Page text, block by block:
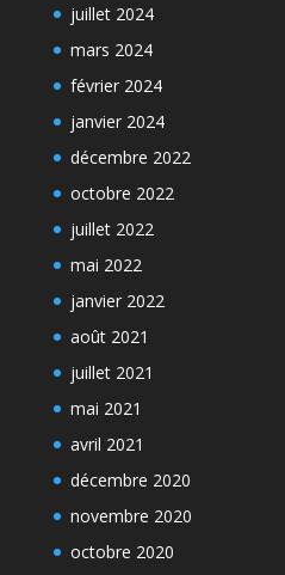
juillet 2024
mars 2024
février 2024
janvier 2024
décembre 2022
octobre 2022
juillet 2022
mai 2022
janvier 2022
août 2021
juillet 2021
mai 2021
avril 2021
décembre 2020
novembre 2020
octobre 2020